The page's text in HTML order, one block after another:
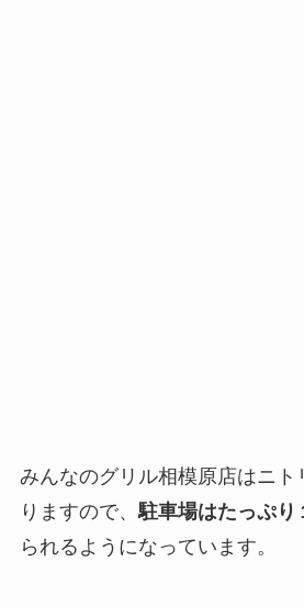
みんなのグリル相模原店はニト
りますので、駐車場はたっぷり
られるようになっています。